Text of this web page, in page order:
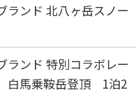
ランド 北八ヶ岳スノー
ランド 特別コラボレー
白馬乗鞍岳登頂 1泊2